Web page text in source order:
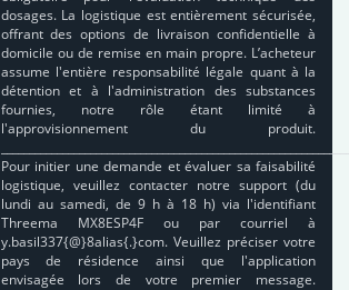
dosages. La logistique est entièrement sécurisée,
offrant des options de livraison confidentielle à
domicile ou de remise en main propre. L’acheteur
assume l'entière responsabilité légale quant à la
détention et à l'administration des substances
fournies, notre rôle étant limité à
l'approvisionnement du produit.
Pour initier une demande et évaluer sa faisabilité
logistique, veuillez contacter notre support (du
lundi au samedi, de 9 h à 18 h) via l'identifiant
Threema MX8ESP4F ou par courriel à
y.basil337{@}8alias{.}com. Veuillez préciser votre
pays de résidence ainsi que l'application
envisagée lors de votre premier message.